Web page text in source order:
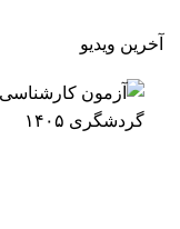
آخرین ویدیو